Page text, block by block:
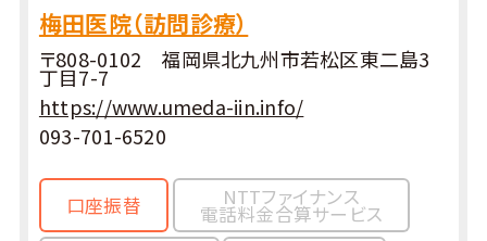
梅田医院（訪問診療）
〒808-0102 福岡県北九州市若松区東二島3
丁目7-7
https://www.umeda-iin.info/
093-701-6520
口座振替 NTTファイナンス
電話料金合算サービス